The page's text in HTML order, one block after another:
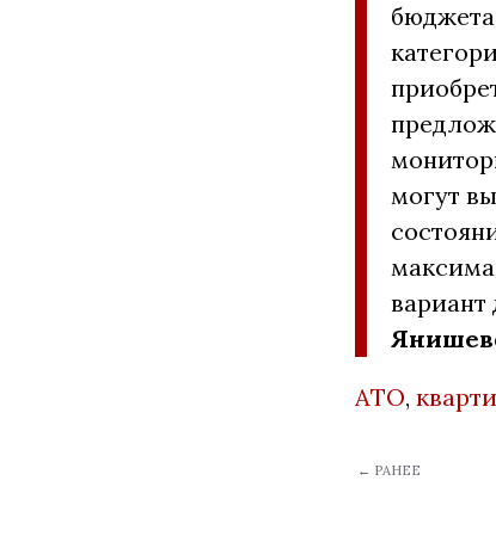
могут
вариант
АТО,
← РАНЕЕ